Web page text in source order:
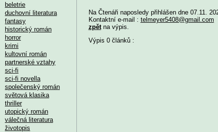
Na Čtenáři naposledy přihlášen dne 07.11.
Kontaktní e-mail : telmeyer5408@gmail.com
zpětna výpis.
Výpis 0 článků :
beletrie
duchovní literatura
fantasy
historický román
horror
krimi
kultovní román
partnerské vztahy
sci-fi
sci-fi novella
společenský román
světová klasika
thriller
utopický román
válečná literatura
životopis